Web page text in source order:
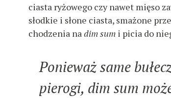
ciasta ryżowego czy nawet mięso
słodkie i słone ciasta, smażone
chodzenia nadim sum i picia do
Ponieważ same
pierogi, dim sum